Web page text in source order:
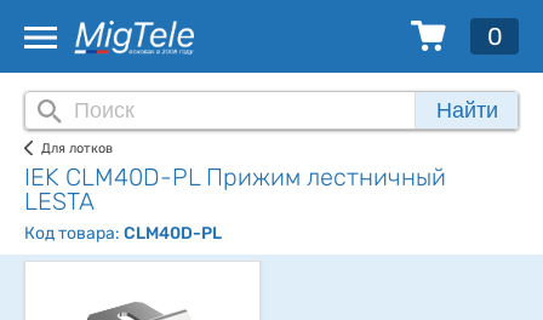
0
Найти
Для лотков
IEK CLM40D-PL Прижим лестничный
LESTA
Код товара: CLM40D-PL